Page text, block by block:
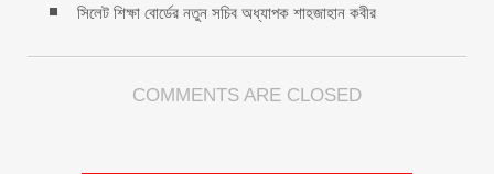
সিলেট শিক্ষা বোর্ডের নতুন সচিব অধ্যাপক শাহজাহান কবীর
COMMENTS ARE CLOSED